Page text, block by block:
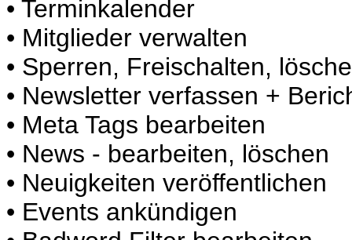
• Terminkalender
• Mitglieder verwalten
• Sperren, Freischalten,
• Newsletter verfassen +
• Meta Tags bearbeiten
• News - bearbeiten, löschen
• Neuigkeiten veröffentlichen
• Events ankündigen